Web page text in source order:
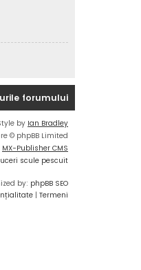
forumului
by Ian Bradley
© phpBB Limited
MX-Publisher CMS
scule pescuit
by: phpBB SEO
| Termeni